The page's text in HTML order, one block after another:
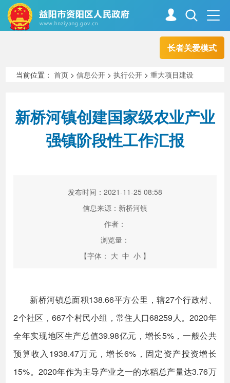
长者关爱模式
走进资阳
新闻中心 解读回应
当前位置：首页 >信息公开 >执行公开 >重大项目建设
新桥河镇创建国家级农业产业
强镇阶段性工作汇报
发布时间：2021-11-25 08:58
信息来源：新桥河镇
作者：
浏览量：
【字体： 大 中 小 】
新桥河镇总面积138.66平方公里，辖27个行政村、
2个社区，667个村民小组，常住人口68259人。2020年
全年实现地区生产总值39.98亿元，增长5%，一般公共
预算收入1938.47万元，增长6%，固定资产投资增长
15%。2020年作为主导产业之一的水稻总产量达3.76万